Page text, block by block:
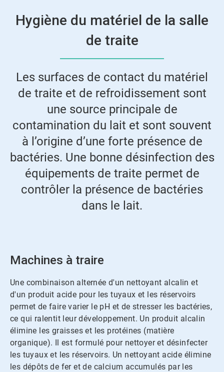
Hygiène du matériel de la salle
de traite
Les surfaces de contact du matériel
de traite et de refroidissement sont
une source principale de
contamination du lait et sont souvent
à l’origine d’une forte présence de
bactéries. Une bonne désinfection des
équipements de traite permet de
contrôler la présence de bactéries
dans le lait.
Machines à traire
Une combinaison alternée d'un nettoyant alcalin et
d'un produit acide pour les tuyaux et les réservoirs
permet de faire varier le pH et de stresser les bactéries,
ce qui ralentit leur développement. Un produit alcalin
élimine les graisses et les protéines (matière
organique). Il est formulé pour nettoyer et désinfecter
les tuyaux et les réservoirs. Un nettoyant acide élimine
les dépôts de fer et de calcium accumulés par les